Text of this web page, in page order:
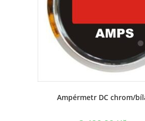
Ampérmetr DC chrom/